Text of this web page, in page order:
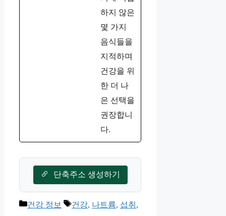
하지 않은
몇 가지
음식들을
지적하며
건강을 위
한 더 나
은 선택을
권장합니
다.
단축주소 생성하기
카
건강 정보
태
건강, 나트륨, 섭취 ,